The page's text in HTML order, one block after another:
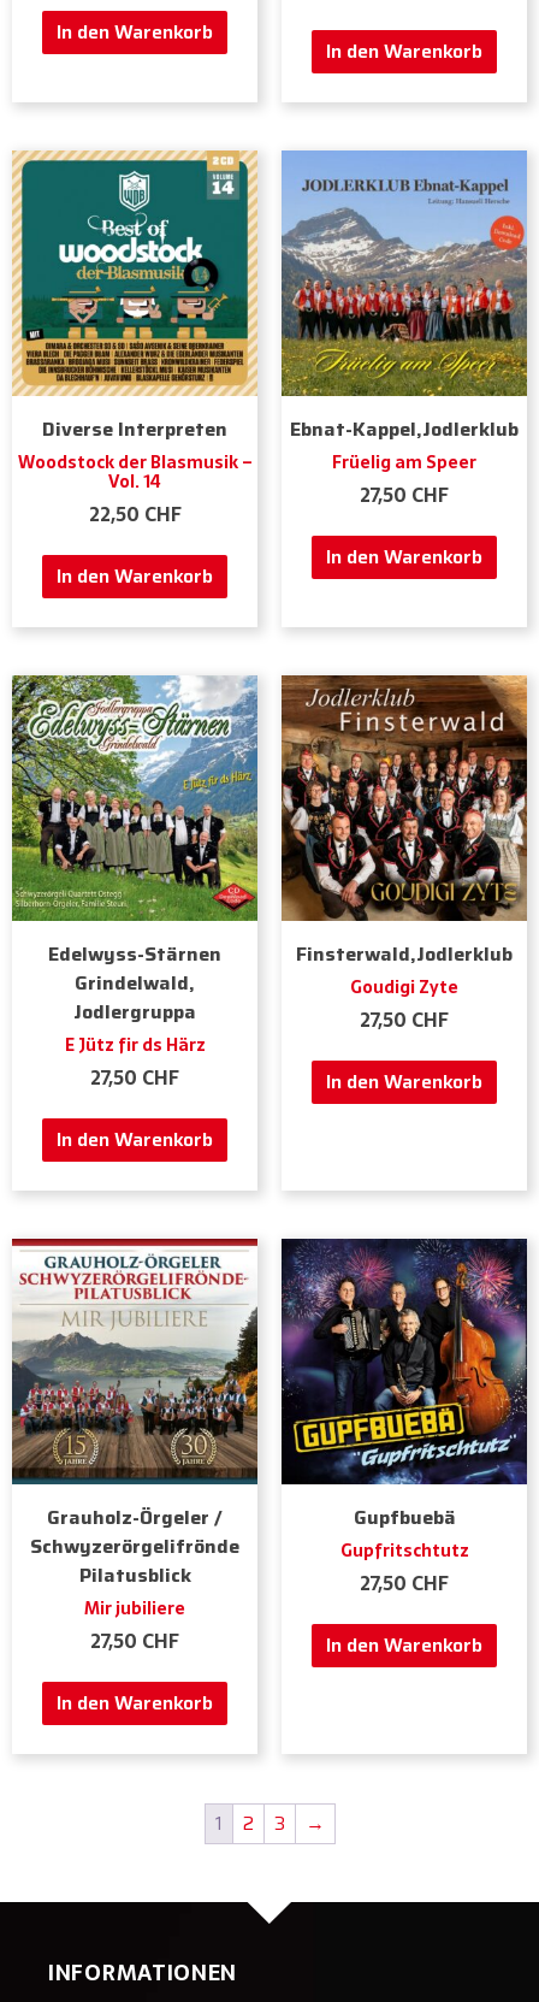
In den Warenkorb
In den Warenkorb
Diverse Interpreten
Woodstock der Blasmusik –
Vol. 14
22,50 CHF
In den Warenkorb
Ebnat-Kappel,Jodlerklub
Früelig am Speer
27,50 CHF
In den Warenkorb
Edelwyss-Stärnen
Grindelwald,
Jodlergruppa
E Jütz fir ds Härz
27,50 CHF
In den Warenkorb
Finsterwald,Jodlerklub
Goudigi Zyte
27,50 CHF
In den Warenkorb
Grauholz-Örgeler /
Schwyzerörgelifrönde
Pilatusblick
Mir jubiliere
27,50 CHF
In den Warenkorb
Gupfbuebä
Gupfritschtutz
27,50 CHF
In den Warenkorb
1 2 3 →
INFORMATIONEN